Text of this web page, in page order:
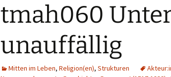
tmah060
unauffällig
Mitten im Leben, Religion(en), Strukturen